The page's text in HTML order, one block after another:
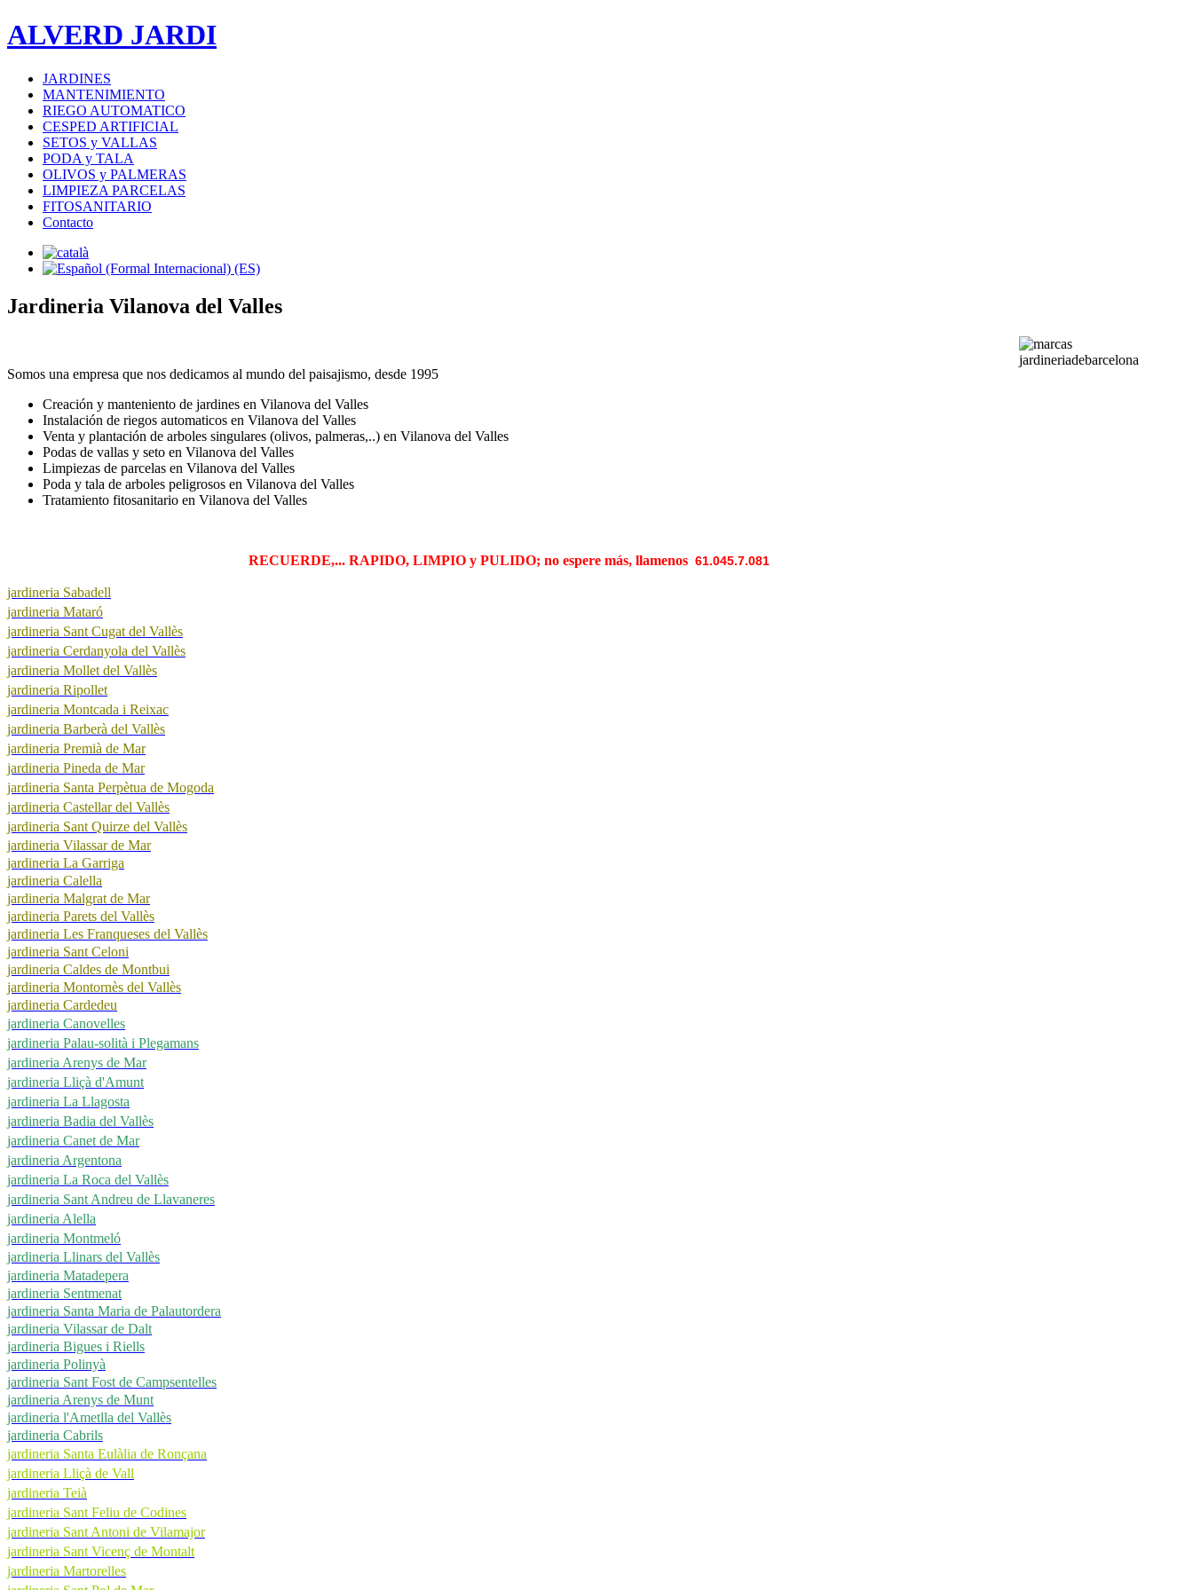
ALVERD JARDI
JARDINES
MANTENIMIENTO
RIEGO AUTOMATICO
CESPED ARTIFICIAL
SETOS y VALLAS
PODA y TALA
OLIVOS y PALMERAS
LIMPIEZA PARCELAS
FITOSANITARIO
Contacto
Jardineria Vilanova del Valles
Somos una empresa que nos dedicamos al mundo del paisajismo, desde 1995
Creación y manteniento de jardines en Vilanova del Valles
Instalación de riegos automaticos en Vilanova del Valles
Venta y plantación de arboles singulares (olivos, palmeras,..) en Vilanova del Valles
Podas de vallas y seto en Vilanova del Valles
Limpiezas de parcelas en Vilanova del Valles
Poda y tala de arboles peligrosos en Vilanova del Valles
Tratamiento fitosanitario en Vilanova del Valles
RECUERDE,... RAPIDO, LIMPIO y PULIDO; no espere más, llamenos 61.045.7.081
jardineria Sabadell
jardineria Mataró
jardineria Sant Cugat del Vallès
jardineria Cerdanyola del Vallès
jardineria Mollet del Vallès
jardineria Ripollet
jardineria Montcada i Reixac
jardineria Barberà del Vallès
jardineria Premià de Mar
jardineria Pineda de Mar
jardineria Santa Perpètua de Mogoda
jardineria Castellar del Vallès
jardineria Sant Quirze del Vallès
jardineria Vilassar de Mar
jardineria La Garriga
jardineria Calella
jardineria Malgrat de Mar
jardineria Parets del Vallès
jardineria Les Franqueses del Vallès
jardineria Sant Celoni
jardineria Caldes de Montbui
jardineria Montornès del Vallès
jardineria Cardedeu
jardineria Canovelles
jardineria Palau-solità i Plegamans
jardineria Arenys de Mar
jardineria Lliçà d'Amunt
jardineria La Llagosta
jardineria Badia del Vallès
jardineria Canet de Mar
jardineria Argentona
jardineria La Roca del Vallès
jardineria Sant Andreu de Llavaneres
jardineria Alella
jardineria Montmeló
jardineria Llinars del Vallès
jardineria Matadepera
jardineria Sentmenat
jardineria Santa Maria de Palautordera
jardineria Vilassar de Dalt
jardineria Bigues i Riells
jardineria Polinyà
jardineria Sant Fost de Campsentelles
jardineria Arenys de Munt
jardineria l'Ametlla del Vallès
jardineria Cabrils
jardineria Santa Eulàlia de Ronçana
jardineria Lliçà de Vall
jardineria Teià
jardineria Sant Feliu de Codines
jardineria Sant Antoni de Vilamajor
jardineria Sant Vicenç de Montalt
jardineria Martorelles